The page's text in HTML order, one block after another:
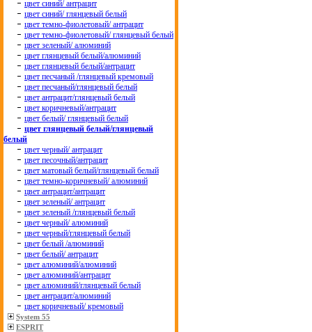
цвет синий/ антрацит
цвет синий/ глянцевый белый
цвет темно-фиолетовый/ антрацит
цвет темно-фиолетовый/ глянцевый белый
цвет зеленый/ алюминий
цвет глянцевый белый/алюминий
цвет глянцевый белый/антрацит
цвет песчаный /глянцевый кремовый
цвет песчаный/глянцевый белый
цвет антрацит/глянцевый белый
цвет коричневый/антрацит
цвет белый/ глянцевый белый
цвет глянцевый белый/глянцевый
белый
цвет черный/ антрацит
цвет песочный/антрацит
цвет матовый белый/глянцевый белый
цвет темно-коричневый/ алюминий
цвет антрацит/антрацит
цвет зеленый/ антрацит
цвет зеленый /глянцевый белый
цвет черный/ алюминий
цвет черный/глянцевый белый
цвет белый /алюминий
цвет белый/ антрацит
цвет алюминий/алюминий
цвет алюминий/антрацит
цвет алюминий/глянцевый белый
цвет антрацит/алюминий
цвет коричневый/ кремовый
System 55
ESPRIT